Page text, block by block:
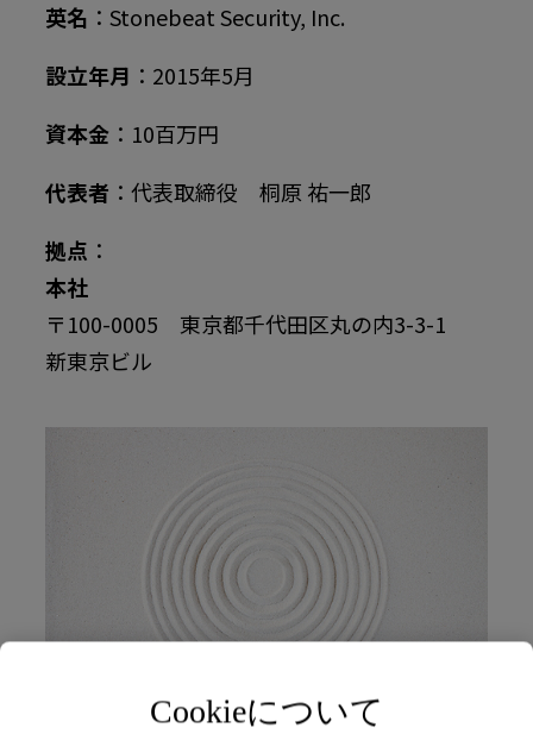
英名 ：Stonebeat Security, Inc.
設立年月 ：2015年5月
資本金 ：10百万円
代表者 ：代表取締役 桐原 祐一郎
拠点 ：
本社
〒100-0005 東京都千代田区丸の内3-3-1
新東京ビル
Cookieについて